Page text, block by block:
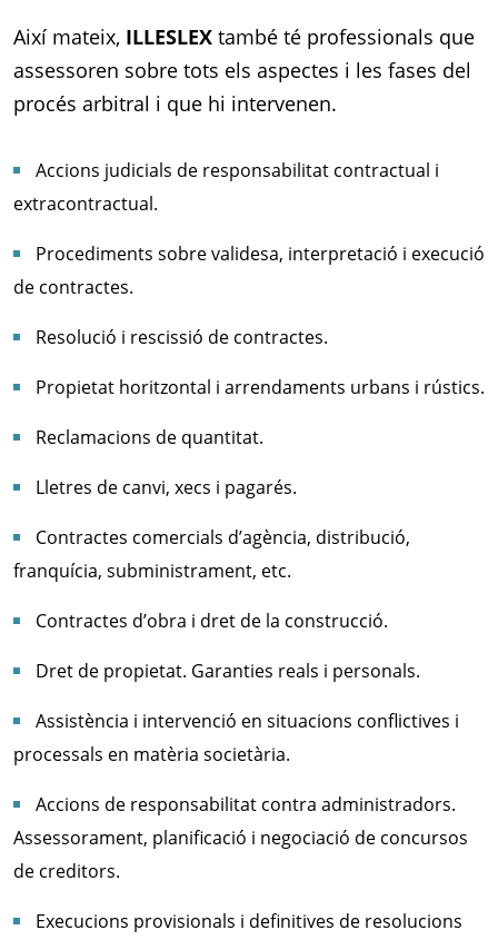
Així mateix, ILLESLEX també té professionals que
assessoren sobre tots els aspectes i les fases del
procés arbitral i que hi intervenen.
Accions judicials de responsabilitat contractual i
extracontractual.
Procediments sobre validesa, interpretació i execució
de contractes.
Resolució i rescissió de contractes.
Propietat horitzontal i arrendaments urbans i rústics.
Reclamacions de quantitat.
Lletres de canvi, xecs i pagarés.
Contractes comercials d’agència, distribució,
franquícia, subministrament, etc.
Contractes d’obra i dret de la construcció.
Dret de propietat. Garanties reals i personals.
Assistència i intervenció en situacions conflictives i
processals en matèria societària.
Accions de responsabilitat contra administradors.
Assessorament, planificació i negociació de concursos
de creditors.
Execucions provisionals i definitives de resolucions